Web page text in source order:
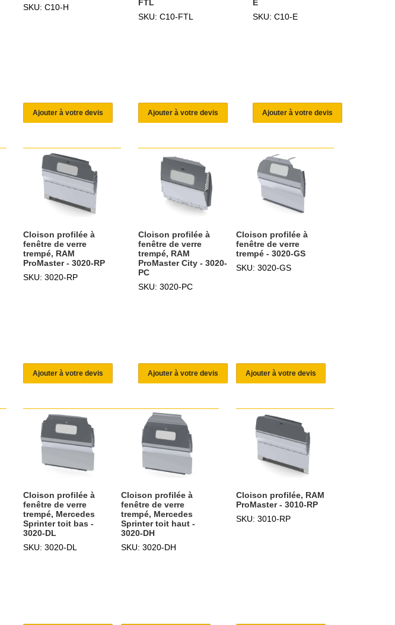
SKU: C10-H
Ajouter à votre devis
FTL
SKU: C10-FTL
Ajouter à votre devis
E
SKU: C10-E
Ajouter à votre devis
Cloison profilée à
fenêtre de verre
trempé, RAM
ProMaster - 3020-RP
SKU: 3020-RP
Ajouter à votre devis
Cloison profilée à
fenêtre de verre
trempé, RAM
ProMaster City - 3020-
PC
SKU: 3020-PC
Ajouter à votre devis
Cloison profilée à
fenêtre de verre
trempé - 3020-GS
SKU: 3020-GS
Ajouter à votre devis
Cloison profilée à
fenêtre de verre
trempé, Mercedes
Sprinter toit bas -
3020-DL
SKU: 3020-DL
Cloison profilée à
fenêtre de verre
trempé, Mercedes
Sprinter toit haut -
3020-DH
SKU: 3020-DH
Cloison profilée, RAM
ProMaster - 3010-RP
SKU: 3010-RP